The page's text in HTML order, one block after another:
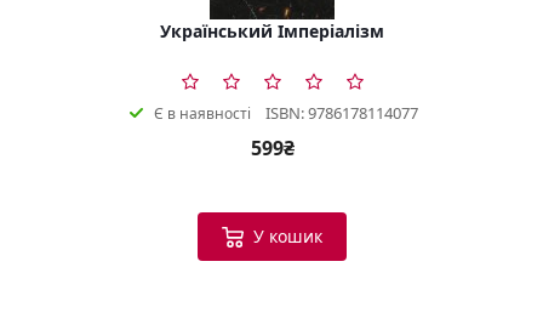
Український Імперіалізм
Є в наявності ISBN: 9786178114077
599₴
У кошик